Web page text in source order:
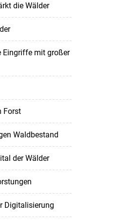
die Wälder
Eingriffe mit großer
Forst
Waldbestand
der Wälder
Digitalisierung